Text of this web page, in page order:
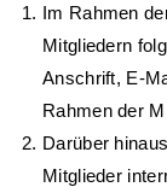
Im Rahmen
Mitgliedern
Anschrift, E-
Rahmen der
Darüber
Mitglieder